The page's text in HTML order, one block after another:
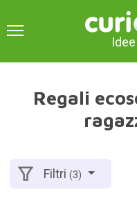
Regali
Filtri(3)